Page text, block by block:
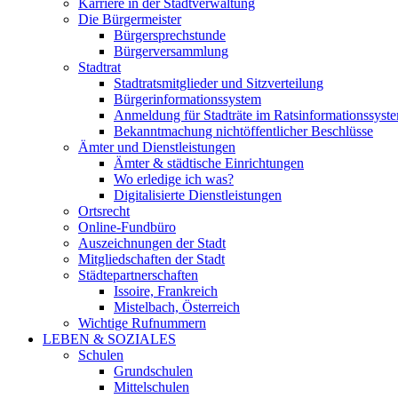
Karriere in der Stadtverwaltung
Die Bürgermeister
Bürgersprechstunde
Bürgerversammlung
Stadtrat
Stadtratsmitglieder und Sitzverteilung
Bürgerinformationssystem
Anmeldung für Stadträte im
Bekanntmachung nichtöffentlicher Beschlüsse
Ämter und Dienstleistungen
Ämter & städtische Einrichtungen
Wo erledige ich was?
Digitalisierte Dienstleistungen
Ortsrecht
Online-Fundbüro
Auszeichnungen der Stadt
Mitgliedschaften der Stadt
Städtepartnerschaften
Issoire, Frankreich
Mistelbach, Österreich
Wichtige Rufnummern
LEBEN & SOZIALES
Schulen
Grundschulen
Mittelschulen